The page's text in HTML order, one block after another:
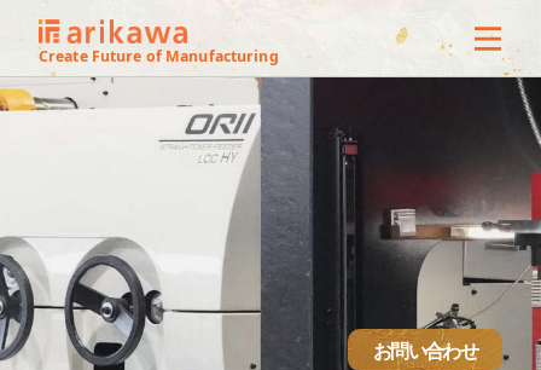
Create Future of Manufacturing 3Dオフ
ス
サービ
製作実
技術紹
お問い合わせ